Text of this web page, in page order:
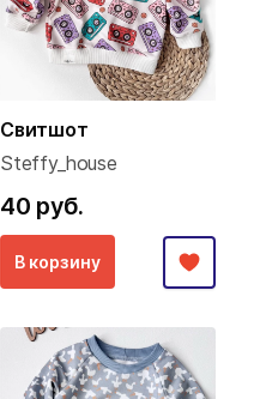
Свитшот
Steffy_house
40 руб.
В корзину